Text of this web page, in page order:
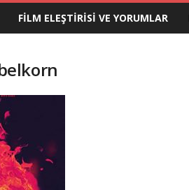
FILM ELEŞTIRISI VE YORUMLAR